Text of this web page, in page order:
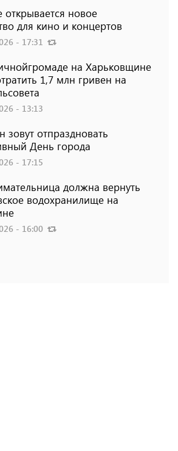
открывается новое
для кино и концертов
- 17:31
на Харьковщине
1,7 млн ​​гривен на
- 13:13
зовут отпраздновать
День города
- 17:15
должна вернуть
водохранилище на
- 16:00